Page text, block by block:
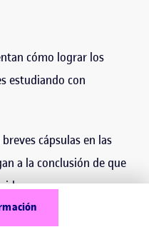
cómo lograr los
estudiando con
cápsulas en las
a la conclusión de que
idea.